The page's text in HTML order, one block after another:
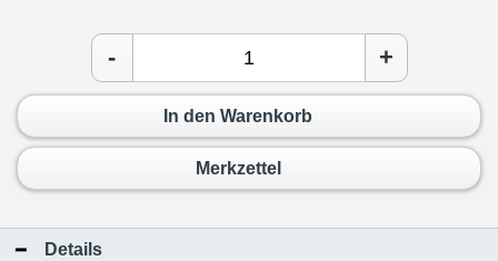
- +
In den Warenkorb
Merkzettel
Details